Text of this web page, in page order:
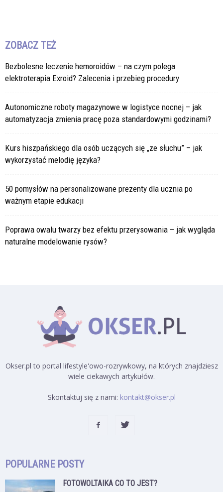
ZOBACZ TEŻ
Bezbolesne leczenie hemoroidów – na czym polega
elektroterapia Exroid? Zalecenia i przebieg procedury
Autonomiczne roboty magazynowe w logistyce nocnej – jak
automatyzacja zmienia pracę poza standardowymi godzinami?
Kurs hiszpańskiego dla osób uczących się „ze słuchu” – jak
wykorzystać melodię języka?
50 pomysłów na personalizowane prezenty dla ucznia po
ważnym etapie edukacji
Poprawa owalu twarzy bez efektu przerysowania – jak wygląda
naturalne modelowanie rysów?
Okser.pl to portal lifestyle'owo-rozrywkowy, na których znajdziesz
wiele ciekawych artykułów.
Skontaktuj się z nami: kontakt@okser.pl
POPULARNE POSTY
FOTOWOLTAIKA CO TO JEST?